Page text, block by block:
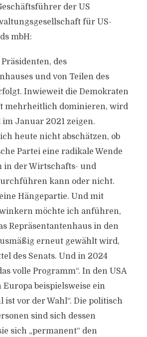
der US
für US-
mbH:
Präsidenten, des
und von Teilen des
Inwieweit die Demokraten
mehrheitlich dominieren, wird
Januar 2021 zeigen.
heute nicht abschätzen, ob
Partei eine radikale Wende
in der Wirtschafts- und
kann oder nicht.
Hängepartie. Und mit
möchte ich anführen,
Repräsentantenhaus in den
erneut gewählt wird,
des Senats. Und in 2024
volle Programm“. In den USA
beispielsweise ein
ist vor der Wahl“. Die politisch
sind sich dessen
sich „permanent“ den